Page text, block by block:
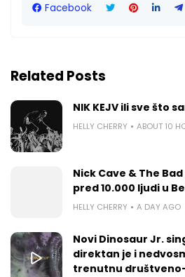
Facebook
Related Posts
NIK KEJV ili sve što
HELLY CHERRY ABOUT 10
Nick Cave & The
pred 10.000 ljudi u
HELLY CHERRY A DAY AGO
Novi Dinosaur Jr.
direktan je i
trenutnu